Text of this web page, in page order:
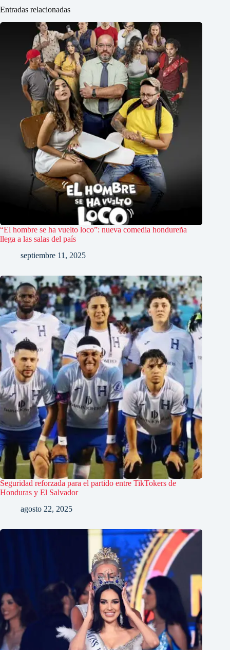
Entradas relacionadas
“El hombre se ha vuelto loco”: nueva comedia hondureña
llega a las salas del país
septiembre 11, 2025
Seguridad reforzada para el partido entre TikTokers de
Honduras y El Salvador
agosto 22, 2025